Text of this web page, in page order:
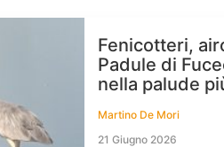
Fenicotteri,
Padule di
nella palude
Martino De Mori
21 Giugno 2026